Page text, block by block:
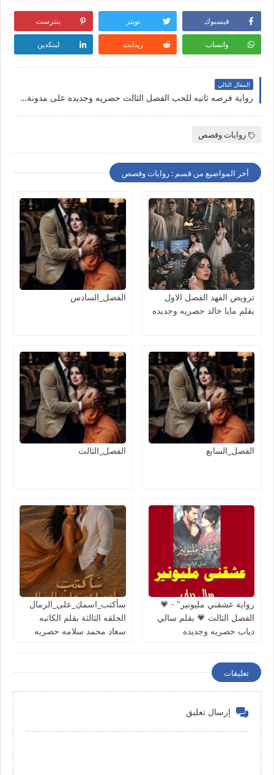
فيسبوك تويتر بنترست
واتساب ريدايت لينكدين
المقال التالي
رواية فرصه ثانيه للحب الفصل الثالث حصريه وجديده على مدونة النجم المتوهج
روايات وقصص
أخر المواضيع من قسم : روايات وقصص
ترويض الفهد الفصل الاول
بقلم مايا خالد حصريه وجديده
الفصل_السادس
الفصل_السابع الفصل_الثالث
رواية عشقني مليونير" - 💗
الفصل الثالث 💗 بقلم سالي
دياب حصريه وجديده
سأكتب_اسمكِ_على_الرمال
الحلقه الثالثة بقلم الكاتبه
سعاد محمد سلامه حصريه
تعليقات
إرسال تعليق